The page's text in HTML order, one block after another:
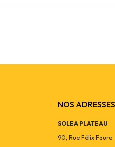
NOS ADRESSES
SOLEA PLATEAU
90, Rue Félix Faure